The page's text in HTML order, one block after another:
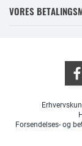
VORES
Forsendelses- og